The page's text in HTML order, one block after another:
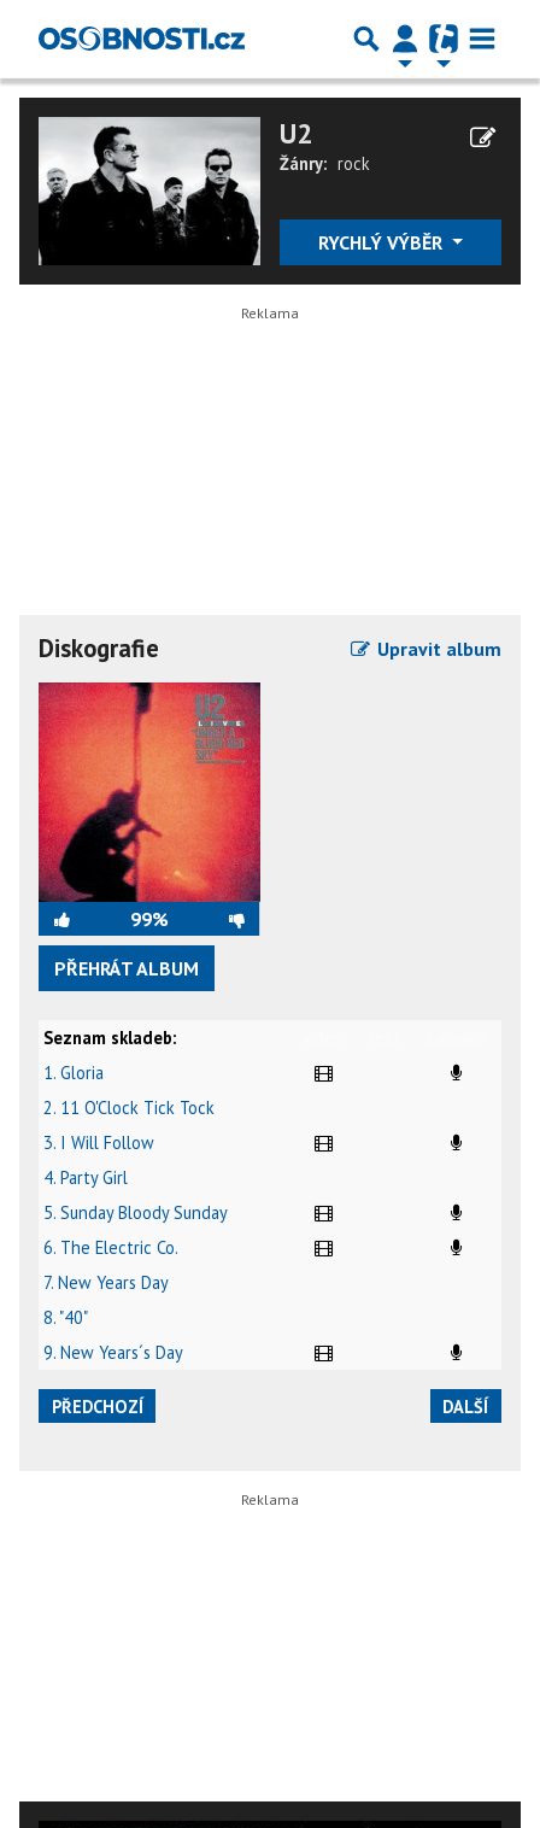
U2
Žánry: rock
RYCHLÝ VÝBĚR
Diskografie Upravit album
99%
PŘEHRÁT ALBUM
Seznam skladeb:
1. Gloria
2. 11 O'Clock Tick Tock
3. I Will Follow
4. Party Girl
5. Sunday Bloody Sunday
6. The Electric Co.
7. New Years Day
8. "40"
9. New Years´s Day
PŘEDCHOZÍ DALŠÍ